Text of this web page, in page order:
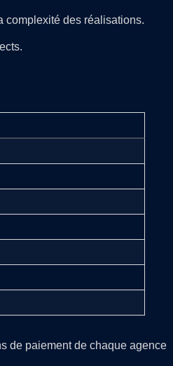
complexité des réalisations.
de paiement de chaque agence